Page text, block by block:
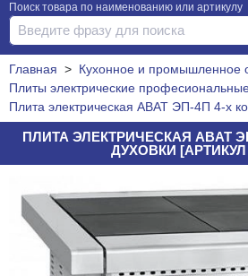
Поиск товара по наименованию или артикулу
Главная > Кухонное и промышленное
Плиты электрические
Плита электрическая ABAT ЭП-4П 4-х
ПЛИТА ЭЛЕКТРИЧЕСКАЯ ABAT
ДУХОВКИ [АРТИКУЛ